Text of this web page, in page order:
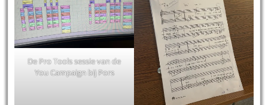
De Pro Tools sessie van de
You Campaign bij Pors